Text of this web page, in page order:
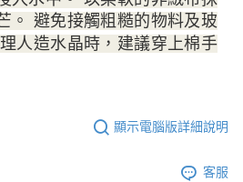
。 避免接觸粗糙的物料及玻
人造水晶時，建議穿上棉手
顯示電腦版詳細說明
客服